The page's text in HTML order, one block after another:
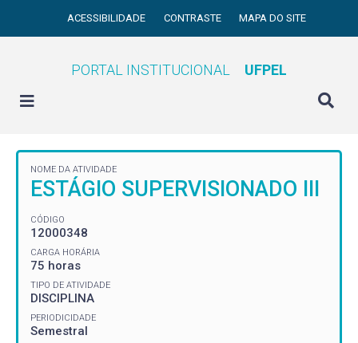
ACESSIBILIDADE CONTRASTE MAPA DO SITE
PORTAL INSTITUCIONAL UFPEL
NOME DA ATIVIDADE
ESTÁGIO SUPERVISIONADO III
CÓDIGO
12000348
CARGA HORÁRIA
75 horas
TIPO DE ATIVIDADE
DISCIPLINA
PERIODICIDADE
Semestral